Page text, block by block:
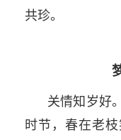
共珍。
关情知岁好
时节，春在老